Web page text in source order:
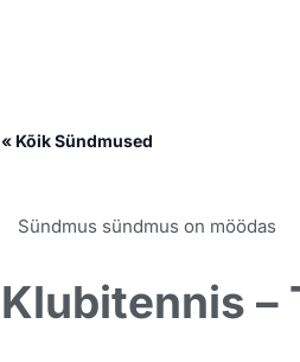
« Kõik Sündmused
Sündmus sündmus on möödas
Klubitennis –